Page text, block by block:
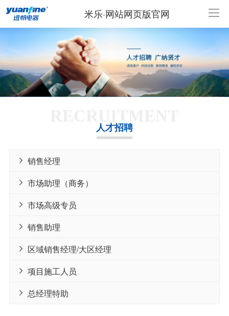
米乐·网站网页版官网
人才招聘
销售经理

市场助理（商务）

市场高级专员

销售助理

区域销售经理/大区经理

项目施工人员

总经理特助
